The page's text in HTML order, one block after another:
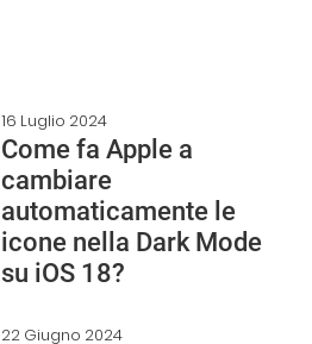
16 Luglio 2024
Come fa Apple a
cambiare
automaticamente le
icone nella Dark Mode
su iOS 18?
22 Giugno 2024